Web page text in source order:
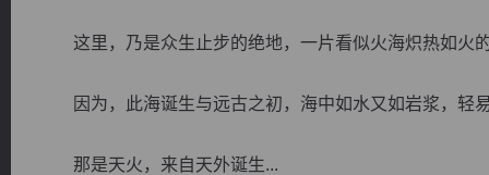
这里，乃是众生止步的绝地，一片看似火海炽热如火
因为，此海诞生与远古之初，海中如水又如岩浆，轻
那是天火，来自天外诞生...